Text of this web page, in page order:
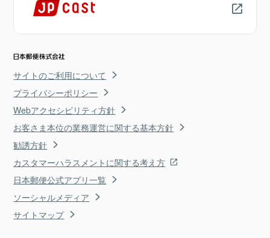
サイトのご利用について
プライバシーポリシー
Webアクセシビリティ方針
お客さま本位の業務運営に関する基本方針
勧誘方針
カスタマーハラスメントに関する考え方
日本郵便公式アプリ一覧
ソーシャルメディア
サイトマップ